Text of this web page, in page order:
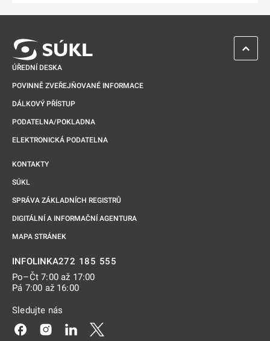
ÚŘEDNÍ DESKA
POVINNĚ ZVEŘEJŇOVANÉ INFORMACE
DÁLKOVÝ PŘÍSTUP
PODATELNA/POKLADNA
ELEKTRONICKÁ PODATELNA
KONTAKTY
SÚKL
SPRÁVA ZÁKLADNÍCH REGISTRŮ
DIGITÁLNÍ A INFORMAČNÍ AGENTURA
MAPA STRÁNEK
INFOLINKA272 185 555
Po–Čt 7:00 až 17:00
Pá 7:00 až 16:00
Sledujte nás
Odkaz se otevře na nové kartě
Odkaz se otevře na nové kartě
Odkaz se otevře na nové kartě
ZPĚT